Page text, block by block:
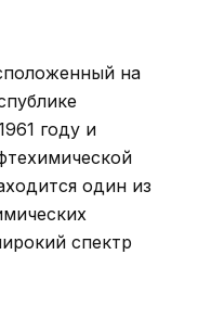
на
году и
один из
спектр